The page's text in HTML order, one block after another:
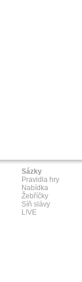
Sázky
Pravidla hry
Nabídka
Žebříčky
Síň slávy
L!VE